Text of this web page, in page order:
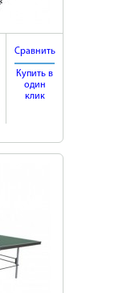
Сравнить
Купить в
один
клик